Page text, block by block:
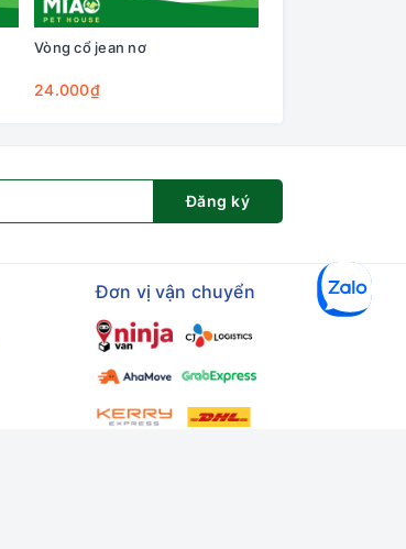
Vòng cổ jean nơ
24.000₫
Đăng ký
Đơn vị vận chuyển